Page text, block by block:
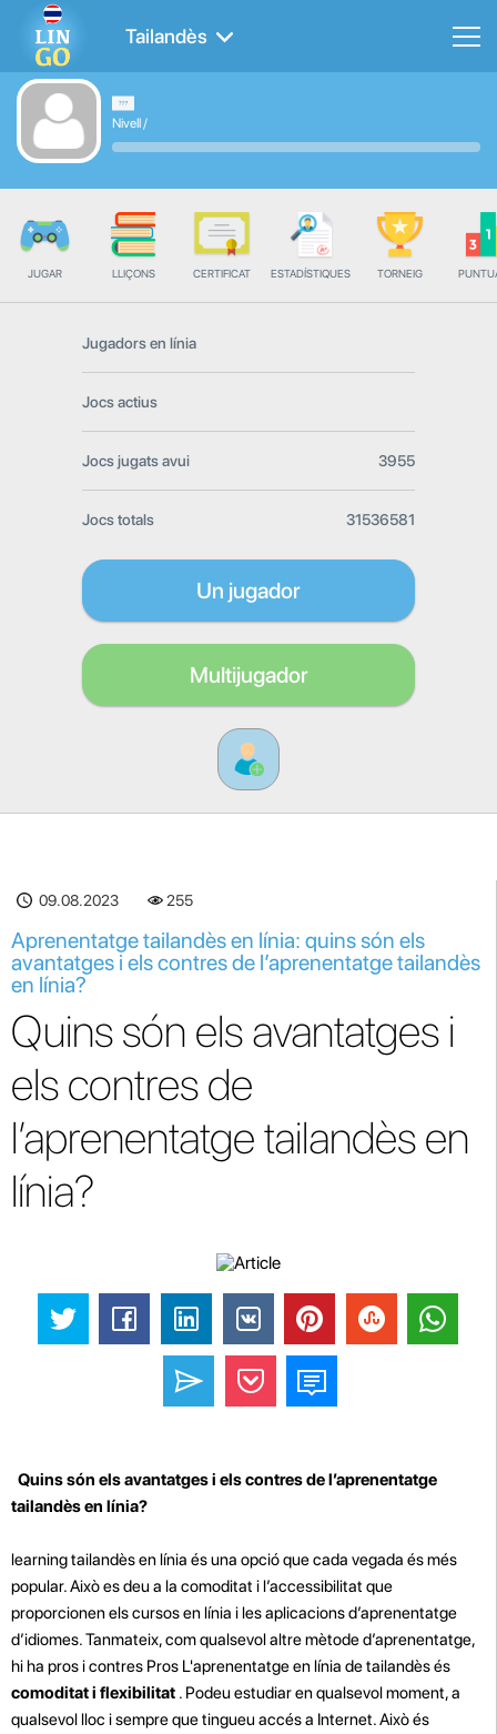
Tailandès
Nivell/
JUGAR LLIÇONS CERTIFICAT ESTADÍSTIQUES TORNEIG
Jugadors en línia
Jocs actius
Jocs jugats avui 3955
Jocs totals 31536581
Un jugador
Multijugador
09.08.2023 255
Aprenentatge tailandès en línia: quins són els
avantatges i els contres de l’aprenentatge tailandès
en línia?
Quins són els avantatges i
els contres de
l’aprenentatge tailandès en
línia?
Quins són els avantatges i els contres de l’aprenentatge
tailandès en línia?
learning tailandès en línia és una opció que cada vegada és més
popular. Això es deu a la comoditat i l’accessibilitat que
proporcionen els cursos en línia i les aplicacions d’aprenentatge
d’idiomes. Tanmateix, com qualsevol altre mètode d’aprenentatge,
hi ha pros i contres Pros L'aprenentatge en línia de tailandès és
comoditat i flexibilitat . Podeu estudiar en qualsevol moment, a
qualsevol lloc i sempre que tingueu accés a Internet. Això és